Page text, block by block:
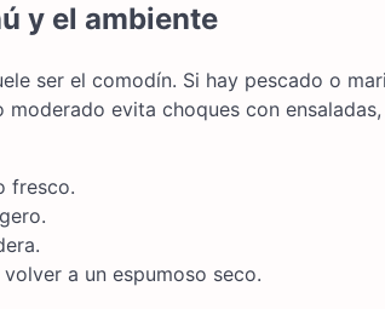
y el ambiente
ser el comodín. Si hay pescado o
evita choques con ensaladas,
fresco.
a un espumoso seco.